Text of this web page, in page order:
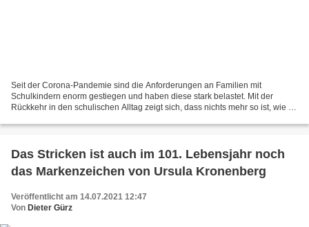
Seit der Corona-Pandemie sind die Anforderungen an Familien mit
Schulkindern enorm gestiegen und haben diese stark belastet. Mit der
Rückkehr in den schulischen Alltag zeigt sich, dass nichts mehr so ist, wie es
Das Stricken ist auch im 101. Lebensjahr noch
das Markenzeichen von Ursula Kronenberg
Veröffentlicht am 14.07.2021 12:47
Von Dieter Gürz